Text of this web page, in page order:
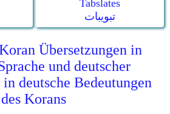
Tabslates
تبويبات
Übersetzungen in
und deutscher
deutsche Bedeutungen
des Korans